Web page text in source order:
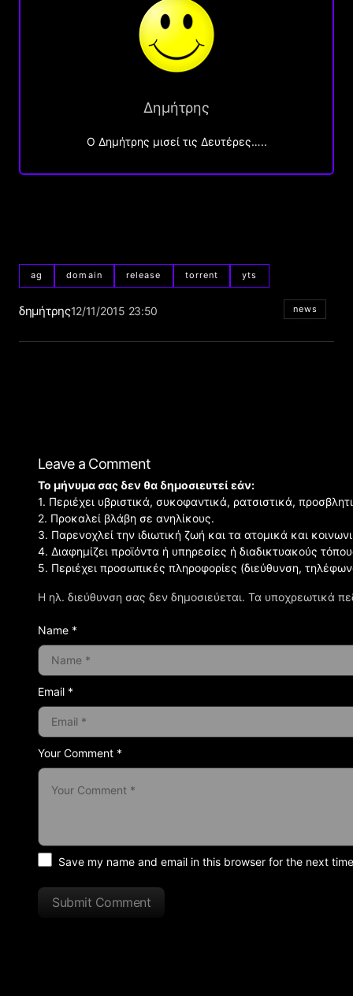
Δημήτρης
O Δημήτρης μισεί τις Δευτέρες…..
ag domain release torrent yts
δημήτρης12/11/2015 23:50 news
Leave a Comment
Η ηλ. διεύθυνση σας δεν δημοσιεύεται. Τα υποχρεωτικά
Your Comment *
Το μήνυμα σας δεν θα δημοσιευτεί εάν:
1. Περιέχει υβριστικά, συκοφαντικά, ρατσιστικά,
2. Προκαλεί βλάβη σε ανηλίκους.
3. Παρενοχλεί την ιδιωτική ζωή και τα ατομικά και
4. Διαφημίζει προϊόντα ή υπηρεσίες ή διαδικτυακούς
5. Περιέχει προσωπικές πληροφορίες (διεύθυνση,
Name *
Email *
Save my name and email in this browser for the next
Submit Comment